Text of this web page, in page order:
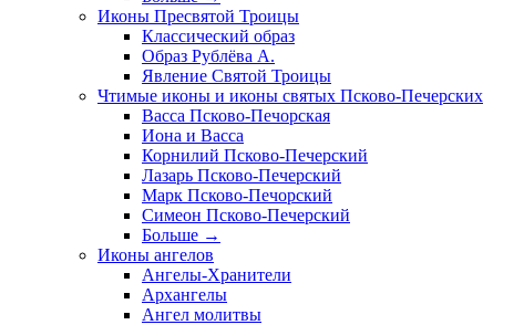
Иконы Пресвятой Троицы
Классический образ
Образ Рублёва А.
Явление Святой Троицы
Чтимые иконы и иконы святых Псково-Печерских
Васса Псково-Печорская
Иона и Васса
Корнилий Псково-Печерский
Лазарь Псково-Печерский
Марк Псково-Печорский
Симеон Псково-Печерский
Больше →
Иконы ангелов
Ангелы-Хранители
Архангелы
Ангел молитвы